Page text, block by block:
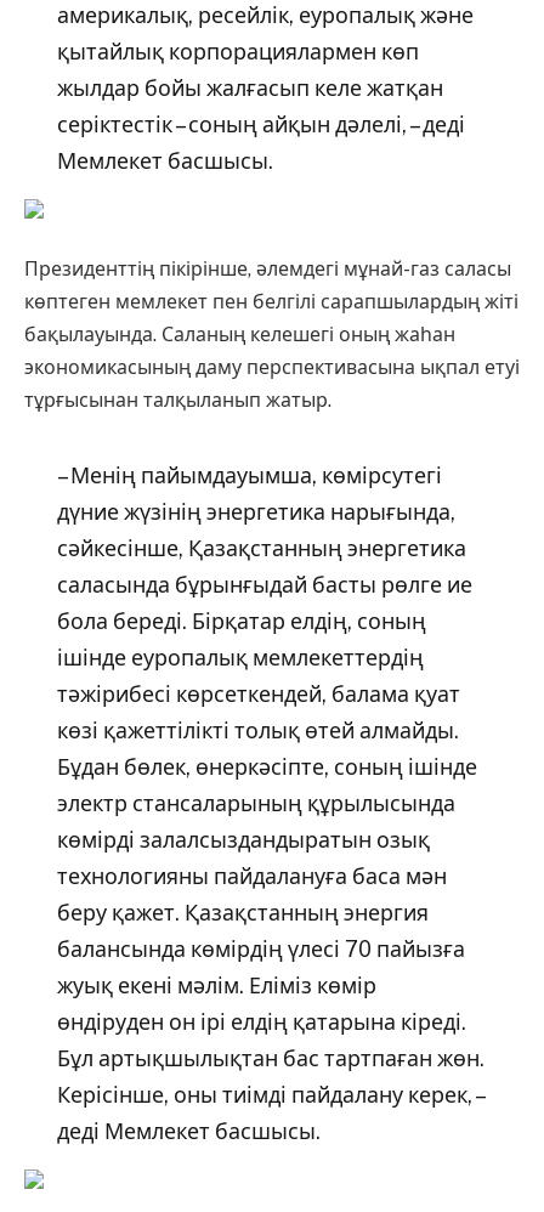
америкалық, ресейлік, еуропалық және
қытайлық корпорациялармен көп
жылдар бойы жалғасып келе жатқан
серіктестік – соның айқын дәлелі, – деді
Мемлекет басшысы.
Президенттің пікірінше, әлемдегі мұнай-газ саласы
көптеген мемлекет пен белгілі сарапшылардың жіті
бақылауында. Саланың келешегі оның жаһан
экономикасының даму перспективасына ықпал етуі
тұрғысынан талқыланып жатыр.
– Менің пайымдауымша, көмірсутегі
дүние жүзінің энергетика нарығында,
сәйкесінше, Қазақстанның энергетика
саласында бұрынғыдай басты рөлге ие
бола береді. Бірқатар елдің, соның
ішінде еуропалық мемлекеттердің
тәжірибесі көрсеткендей, балама қуат
көзі қажеттілікті толық өтей алмайды.
Бұдан бөлек, өнеркәсіпте, соның ішінде
электр стансаларының құрылысында
көмірді залалсыздандыратын озық
технологияны пайдалануға баса мән
беру қажет. Қазақстанның энергия
балансында көмірдің үлесі 70 пайызға
жуық екені мәлім. Еліміз көмір
өндіруден он ірі елдің қатарына кіреді.
Бұл артықшылықтан бас тартпаған жөн.
Керісінше, оны тиімді пайдалану керек, –
деді Мемлекет басшысы.